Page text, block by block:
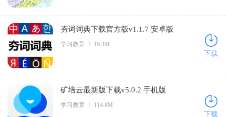
夯词词典下载官方版v1.1.7 安卓版
学习教育 19.3M
下载
矿培云最新版下载v5.0.2 手机版
学习教育 114.8M
下载